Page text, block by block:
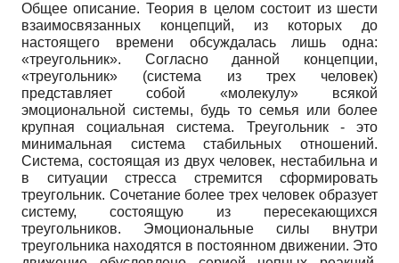
Общее описание. Теория в целом состоит из шести
взаимосвязанных концепций, из которых до
настоящего времени обсуждалась лишь одна:
«треугольник». Согласно данной концепции,
«треугольник» (система из трех человек)
представляет собой «молекулу» всякой
эмоциональной системы, будь то семья или более
крупная социальная система. Треугольник - это
минимальная система стабильных отношений.
Система, состоящая из двух человек, нестабильна и
в ситуации стресса стремится сформировать
треугольник. Сочетание более трех человек образует
систему, состоящую из пересекающихся
треугольников. Эмоциональные силы внутри
треугольника находятся в постоянном движении. Это